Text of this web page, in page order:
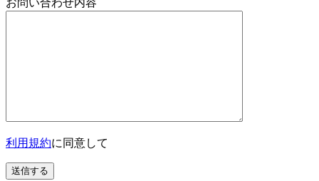
お問い合わせ内容
利用規約に同意して